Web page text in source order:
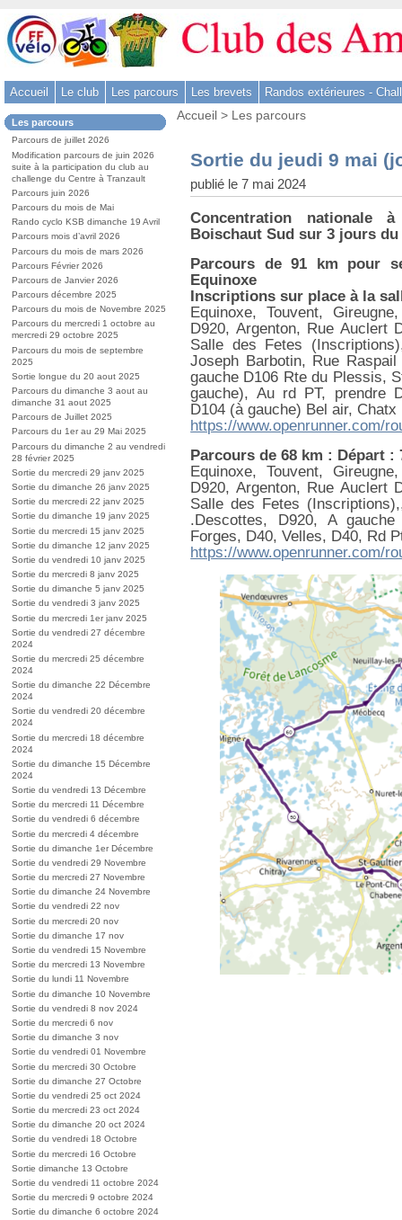
Aller
au
contenu
Aller
menu
-
Aller
à
la
recherche
Accueil Le club Les parcours Les brevets Randos extérieures -
Dans
la
rubrique
:
Les parcours
Parcours de juillet 2026
Modification parcours de juin 2026
suite à la participation du club au
challenge du Centre à Tranzault
Parcours juin 2026
Parcours du mois de Mai
Rando cyclo KSB dimanche 19 Avril
Parcours mois d’avril 2026
Parcours du mois de mars 2026
Parcours Février 2026
Parcours de Janvier 2026
Parcours décembre 2025
Parcours du mois de Novembre 2025
Parcours du mercredi 1 octobre au
mercredi 29 octobre 2025
Parcours du mois de septembre
2025
Sortie longue du 20 aout 2025
Parcours du dimanche 3 aout au
dimanche 31 aout 2025
Parcours de Juillet 2025
Parcours du 1er au 29 Mai 2025
Parcours du dimanche 2 au vendredi
28 février 2025
Sortie du mercredi 29 janv 2025
Sortie du dimanche 26 janv 2025
Sortie du mercredi 22 janv 2025
Sortie du dimanche 19 janv 2025
Sortie du mercredi 15 janv 2025
Sortie du dimanche 12 janv 2025
Sortie du vendredi 10 janv 2025
Sortie du mercredi 8 janv 2025
Sortie du dimanche 5 janv 2025
Sortie du vendredi 3 janv 2025
Sortie du mercredi 1er janv 2025
Sortie du vendredi 27 décembre
2024
Sortie du mercredi 25 décembre
2024
Sortie du dimanche 22 Décembre
2024
Sortie du vendredi 20 décembre
2024
Sortie du mercredi 18 décembre
2024
Sortie du dimanche 15 Décembre
2024
Sortie du vendredi 13 Décembre
Sortie du mercredi 11 Décembre
Sortie du vendredi 6 décembre
Sortie du mercredi 4 décembre
Sortie du dimanche 1er Décembre
Sortie du vendredi 29 Novembre
Sortie du mercredi 27 Novembre
Sortie du dimanche 24 Novembre
Sortie du vendredi 22 nov
Sortie du mercredi 20 nov
Sortie du dimanche 17 nov
Sortie du vendredi 15 Novembre
Sortie du mercredi 13 Novembre
Sortie du lundi 11 Novembre
Sortie du dimanche 10 Novembre
Sortie du vendredi 8 nov 2024
Sortie du mercredi 6 nov
Sortie du dimanche 3 nov
Sortie du vendredi 01 Novembre
Sortie du mercredi 30 Octobre
Sortie du dimanche 27 Octobre
Sortie du vendredi 25 oct 2024
Sortie du mercredi 23 oct 2024
Sortie du dimanche 20 oct 2024
Sortie du vendredi 18 Octobre
Sortie du mercredi 16 Octobre
Sortie dimanche 13 Octobre
Sortie du vendredi 11 octobre 2024
Sortie du mercredi 9 octobre 2024
Sortie du dimanche 6 octobre 2024
Vous
Accueil > Les parcours
Sortie du jeudi 9 mai
publié le 7 mai 2024
Concentration nationale
Boischaut Sud sur 3 jours du
Parcours de 91 km pour
Equinoxe
Inscriptions sur place à la
Equinoxe, Touvent,
D920, Argenton, Rue Auclert
Salle des Fetes
Joseph Barbotin, Rue
gauche D106 Rte du Plessis,
gauche), Au rd PT, prendre
D104 (à gauche) Bel air, Chatx
https://www.openrunner.com/
Parcours de 68 km : Départ :
Equinoxe, Touvent,
D920, Argenton, Rue Auclert
Salle des Fetes
.Descottes, D920, A
Forges, D40, Velles, D40, Rd
https://www.openrunner.com/